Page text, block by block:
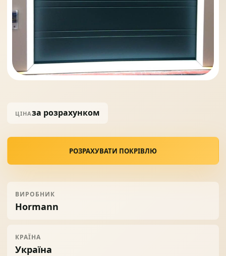
Солнце защита
08 Навіси з полікарбонату
ЦІНАза розрахунком
РОЗРАХУВАТИ ПОКРІВЛЮ
ВИРОБНИК
Hormann
КРАЇНА
Україна